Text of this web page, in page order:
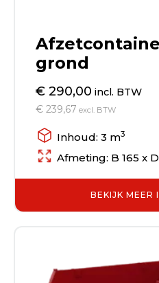
grond
€ 290,00 incl. BTW
€ 239,67 excl. BTW
Inhoud: 3 m3
Afmeting: B 165 x
BEKIJK MEER